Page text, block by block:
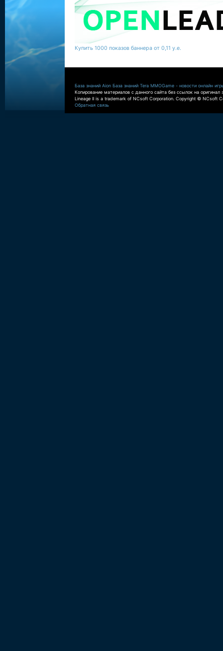
Купить 1000 показов баннера от 0,11 у.е.
База знаний Aion База знаний Tera MMOGame - новости онлайн
Копирование материалов с данного сайта без ссылок на оригинал
Lineage II is a trademark of NCsoft Corporation. Copyright © NCsoft
Обратная связь